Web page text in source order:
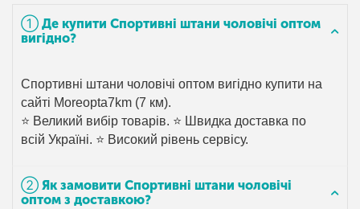
➀ Де купити Спортивні штани чоловічі оптом
вигідно?
Спортивні штани чоловічі оптом вигідно купити на
сайті Moreopta7km (7 км).
⭐ Великий вибір товарів. ⭐ Швидка доставка по
всій Україні. ⭐ Високий рівень сервісу.
➁ Як замовити Спортивні штани чоловічі
оптом з доставкою?